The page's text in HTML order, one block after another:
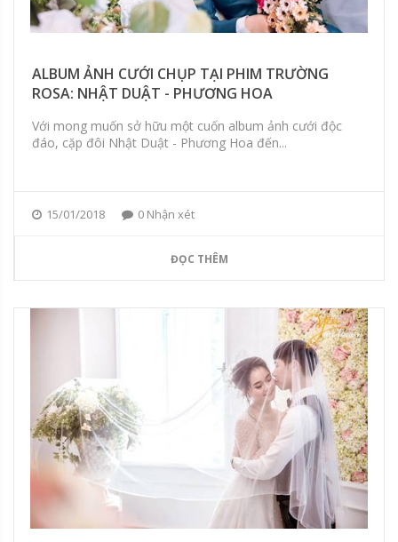
ALBUM ẢNH CƯỚI CHỤP TẠI PHIM TRƯỜNG
ROSA: NHẬT DUẬT - PHƯƠNG HOA
Với mong muốn sở hữu một cuốn album ảnh cưới độc
đáo, cặp đôi Nhật Duật - Phương Hoa đến...
15/01/2018 0 Nhận xét
ĐỌC THÊM